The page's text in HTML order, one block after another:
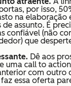
por isso,
na elaboração
assunto. É
confiável (não
que
Dê aos
uma call to
com outro
essa oferta